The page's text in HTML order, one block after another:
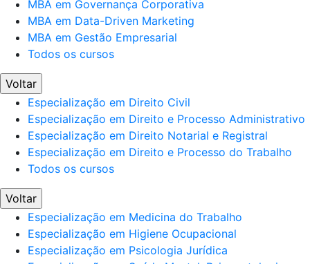
MBA em Governança Corporativa
MBA em Data-Driven Marketing
MBA em Gestão Empresarial
Todos os cursos
Voltar
Especialização em Direito Civil
Especialização em Direito e Processo Administrativo
Especialização em Direito Notarial e Registral
Especialização em Direito e Processo do Trabalho
Todos os cursos
Voltar
Especialização em Medicina do Trabalho
Especialização em Higiene Ocupacional
Especialização em Psicologia Jurídica